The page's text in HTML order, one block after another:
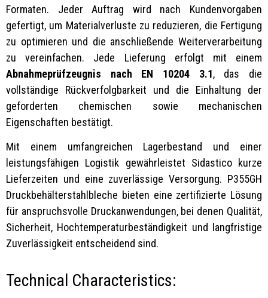
Formaten. Jeder Auftrag wird nach Kundenvorgaben
gefertigt, um Materialverluste zu reduzieren, die Fertigung
zu optimieren und die anschließende Weiterverarbeitung
zu vereinfachen. Jede Lieferung erfolgt mit einem
Abnahmeprüfzeugnis nach EN 10204 3.1, das die
vollständige Rückverfolgbarkeit und die Einhaltung der
geforderten chemischen sowie mechanischen
Eigenschaften bestätigt.
Mit einem umfangreichen Lagerbestand und einer
leistungsfähigen Logistik gewährleistet Sidastico kurze
Lieferzeiten und eine zuverlässige Versorgung. P355GH
Druckbehälterstahlbleche bieten eine zertifizierte Lösung
für anspruchsvolle Druckanwendungen, bei denen Qualität,
Sicherheit, Hochtemperaturbeständigkeit und langfristige
Zuverlässigkeit entscheidend sind.
Technical Characteristics: